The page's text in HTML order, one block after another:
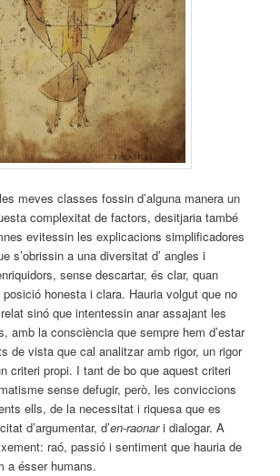
meves classes fossin d’alguna manera un
complexitat de factors, desitjaria també
evitessin les explicacions simplificadores
s’obrissin a una diversitat d’ angles i
sense descartar, és clar, quan
honesta i clara. Hauria volgut que no
sinó que intentessin anar assajant les
amb la consciència que sempre hem d’estar
de vista que cal analitzar amb rigor, un rigor
criteri propi. I tant de bo que aquest criteri
sense defugir, però, les conviccions
ells, de la necessitat i riquesa que es
d’argumentar, d’en-raonari dialogar. A
raó, passió i sentiment que hauria de
a ésser humans.